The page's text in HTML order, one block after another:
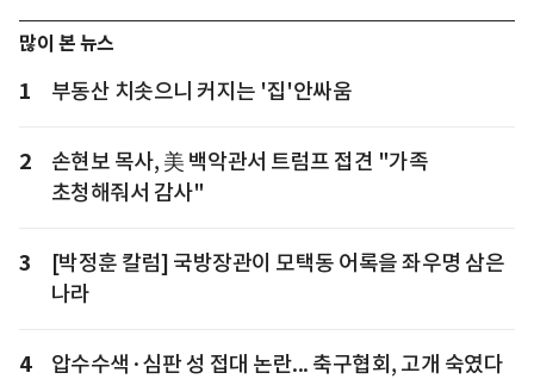
많이 본 뉴스
1 부동산 치솟으니 커지는 '집'안싸움
2
손현보 목사, 美 백악관서 트럼프 접견 "가족
초청해줘서 감사"
3
[박정훈 칼럼] 국방장관이 모택동 어록을 좌우명 삼은
나라
4 압수수색·심판 성 접대 논란... 축구협회, 고개 숙였다